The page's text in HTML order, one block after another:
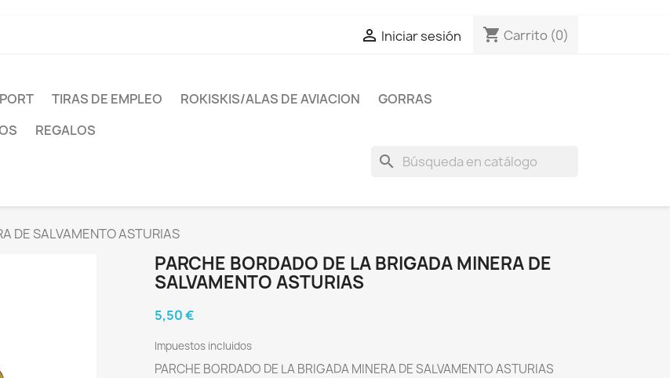
 Iniciar sesión shopping_cart Carrito (0)
TIRAS DE EMPLEO ROKISKIS/ALAS DE AVIACION
GORRAS
REGALOS
search
DE SALVAMENTO ASTURIAS
PARCHE BORDADO DE LA BRIGADA MINERA DE
SALVAMENTO ASTURIAS
5,50 €
Impuestos incluidos
PARCHE BORDADO DE LA BRIGADA MINERA DE SALVAMENTO ASTURIAS